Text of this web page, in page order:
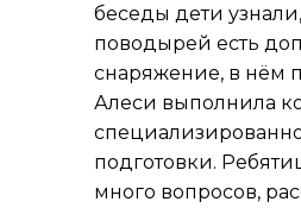
беседы дети
поводырей есть
снаряжение, в нём
Алеси выполнила
подготовки.
много вопросов,